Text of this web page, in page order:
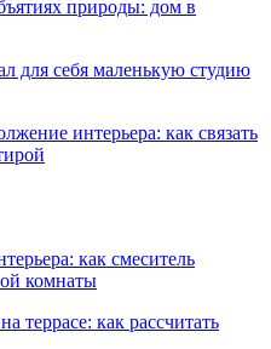
природы: дом в
для себя маленькую студию
интерьера: как связать
как смеситель
комнаты
террасе: как рассчитать